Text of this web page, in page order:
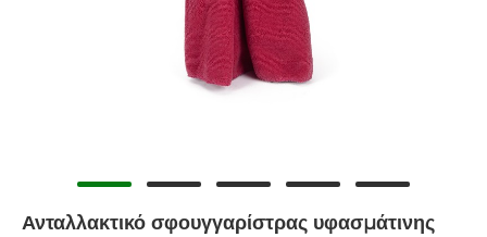
Ανταλλακτικό σφουγγαρίστρας υφασμάτινης